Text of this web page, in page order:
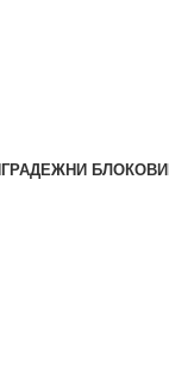
ГРАДЕЖНИ БЛОКОВИ